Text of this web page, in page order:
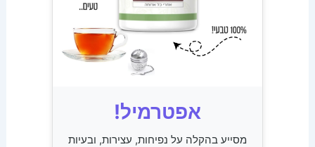
אפטרמיל!
מסייע בהקלה על נפיחות, עצירות, ובעיות